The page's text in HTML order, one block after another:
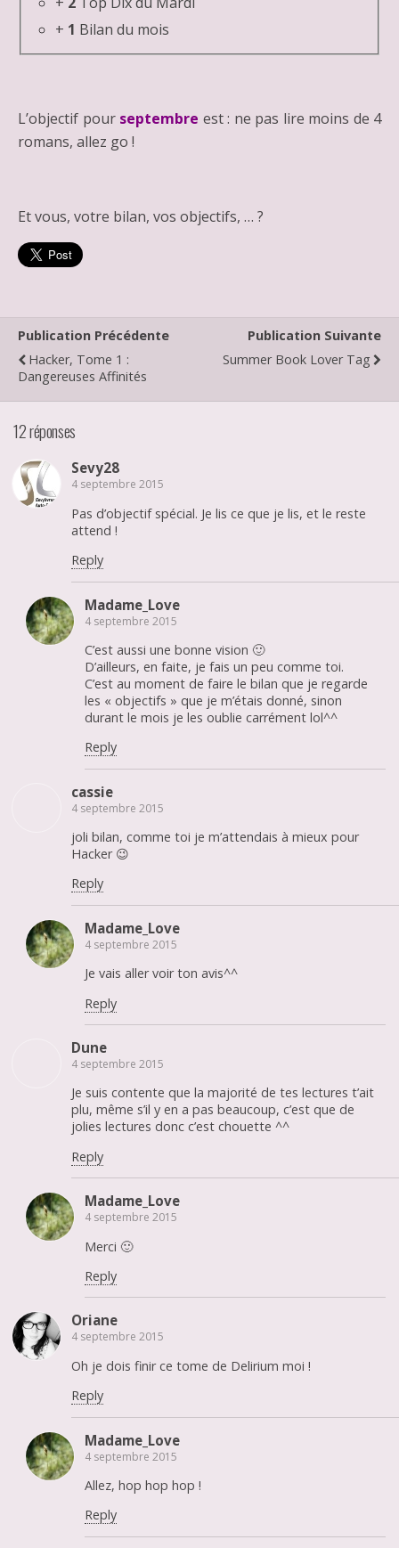
+ 1 Bilan du mois
L’objectif pour septembre est : ne pas lire moins de 4
romans, allez go !
Et vous, votre bilan, vos objectifs, … ?
Publication Précédente
Hacker, Tome 1 :
Dangereuses Affinités
Publication Suivante
Summer Book Lover Tag
12 réponses
Sevy28
4 septembre 2015
Pas d’objectif spécial. Je lis ce que je lis, et le reste
attend !
Reply
Madame_Love
4 septembre 2015
C’est aussi une bonne vision 🙂
D’ailleurs, en faite, je fais un peu comme toi.
C’est au moment de faire le bilan que je regarde
les « objectifs » que je m’étais donné, sinon
durant le mois je les oublie carrément lol^^
Reply
cassie
4 septembre 2015
joli bilan, comme toi je m’attendais à mieux pour
Hacker 😉
Reply
Madame_Love
4 septembre 2015
Je vais aller voir ton avis^^
Reply
Dune
4 septembre 2015
Je suis contente que la majorité de tes lectures t’ait
plu, même s’il y en a pas beaucoup, c’est que de
jolies lectures donc c’est chouette ^^
Reply
Madame_Love
4 septembre 2015
Merci 🙂
Reply
Oriane
4 septembre 2015
Oh je dois finir ce tome de Delirium moi !
Reply
Madame_Love
4 septembre 2015
Allez, hop hop hop !
Reply